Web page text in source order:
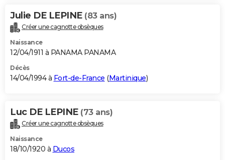
Julie DE LEPINE (83 ans)
Créer une cagnotte obsèques
Naissance
12/04/1911 à PANAMA PANAMA
Décès
14/04/1994 à Fort-de-France (Martinique)
Luc DE LEPINE (73 ans)
Créer une cagnotte obsèques
Naissance
18/10/1920 à Ducos